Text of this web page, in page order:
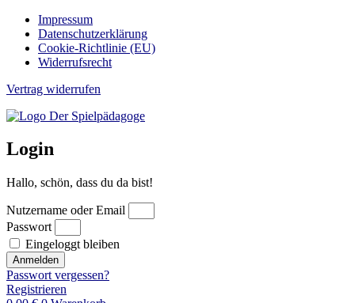
Impressum
Datenschutzerklärung
Cookie-Richtlinie (EU)
Widerrufsrecht
Vertrag widerrufen
Login
Hallo, schön, dass du da bist!
Nutzername oder Email
Passwort
Eingeloggt bleiben
Anmelden
Passwort vergessen?
Registrieren